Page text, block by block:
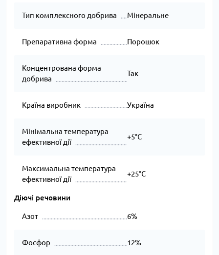
Тип комплексного добрива Мінеральне
Препаративна форма Порошок
Концентрована форма
добрива
Так
Країна виробник Україна
Мінімальна температура
ефективної дії
+5°C
Максимальна температура
ефективної дії
+25°C
Діючі речовини
Азот 6%
Фосфор 12%